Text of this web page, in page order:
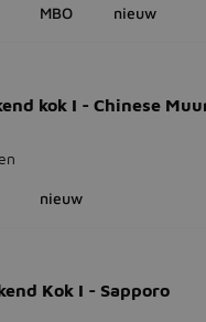
MBO nieuw
kok I - Chinese
nieuw
Kok I - Sapporo